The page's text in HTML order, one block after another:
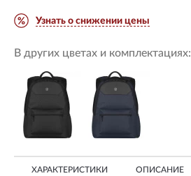
Узнать о снижении цены
В других цветах и комплектациях:
ХАРАКТЕРИСТИКИ ОПИСАНИЕ